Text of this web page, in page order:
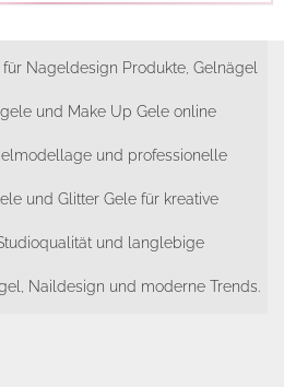
Nageldesign Produkte, Gelnägel
und Make Up Gele online
und professionelle
und Glitter Gele für kreative
und langlebige
Naildesign und moderne Trends.